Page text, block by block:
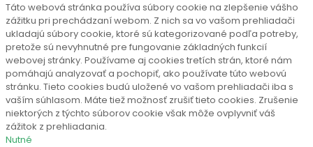
Táto webová stránka používa súbory cookie na zlepšenie vášho
zážitku pri prechádzaní webom. Z nich sa vo vašom prehliadači
ukladajú súbory cookie, ktoré sú kategorizované podľa potreby,
pretože sú nevyhnutné pre fungovanie základných funkcií
webovej stránky. Používame aj cookies tretích strán, ktoré nám
pomáhajú analyzovať a pochopiť, ako používate túto webovú
stránku. Tieto cookies budú uložené vo vašom prehliadači iba s
vaším súhlasom. Máte tiež možnosť zrušiť tieto cookies. Zrušenie
niektorých z týchto súborov cookie však môže ovplyvniť váš
zážitok z prehliadania.
Nutné